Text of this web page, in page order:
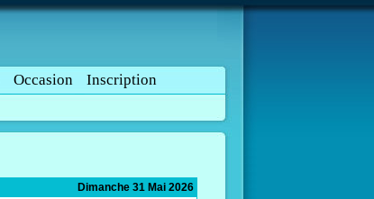
Occasion Inscription
Dimanche 31 Mai 2026